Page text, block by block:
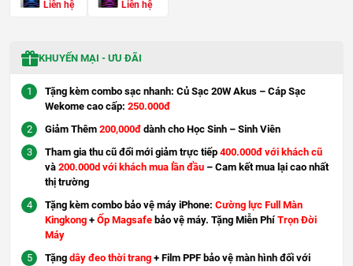
Liên hệ
Liên hệ
KHUYẾN MẠI - ƯU ĐÃI
Tặng kèm combo sạc nhanh: Củ Sạc 20W Akus – Cáp Sạc
Wekome cao cấp: 250.000đ
Giảm Thêm 200,000đ dành cho Học Sinh – Sinh Viên
Tham gia thu cũ đổi mới giảm trực tiếp 400.000đ với khách cũ
và 200.000d với khách mua lần đầu – Cam kết mua lại cao nhất
thị trường
Tặng kèm combo bảo vệ máy iPhone: Cường lực Full Màn
Kingkong + Ốp Magsafe bảo vệ máy. Tặng Miễn Phí Trọn Đời
Máy
Tặng dây đeo thời trang + Film PPF bảo vệ màn hình đối với